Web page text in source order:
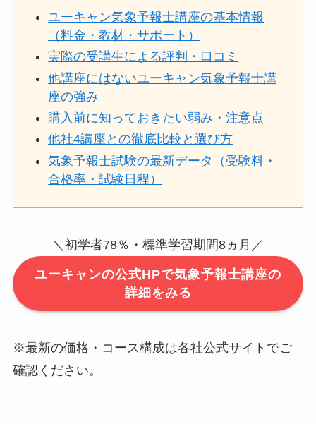
ユーキャン気象予報士講座の基本情報
（料金・教材・サポート）
実際の受講生による評判・口コミ
他講座にはないユーキャン気象予報士講
座の強み
購入前に知っておきたい弱み・注意点
他社4講座との徹底比較と選び方
気象予報士試験の最新データ（受験料・
合格率・試験日程）
＼初学者78％・標準学習期間8ヵ月／
ユーキャンの公式HPで気象予報士講座の
詳細をみる
※最新の価格・コース構成は各社公式サイトでご
確認ください。